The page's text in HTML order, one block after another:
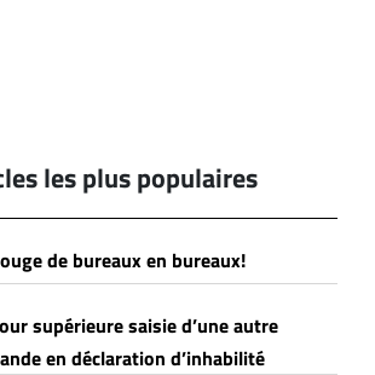
les plus populaires
de bureaux en bureaux!
supérieure saisie d’une autre
en déclaration d’inhabilité